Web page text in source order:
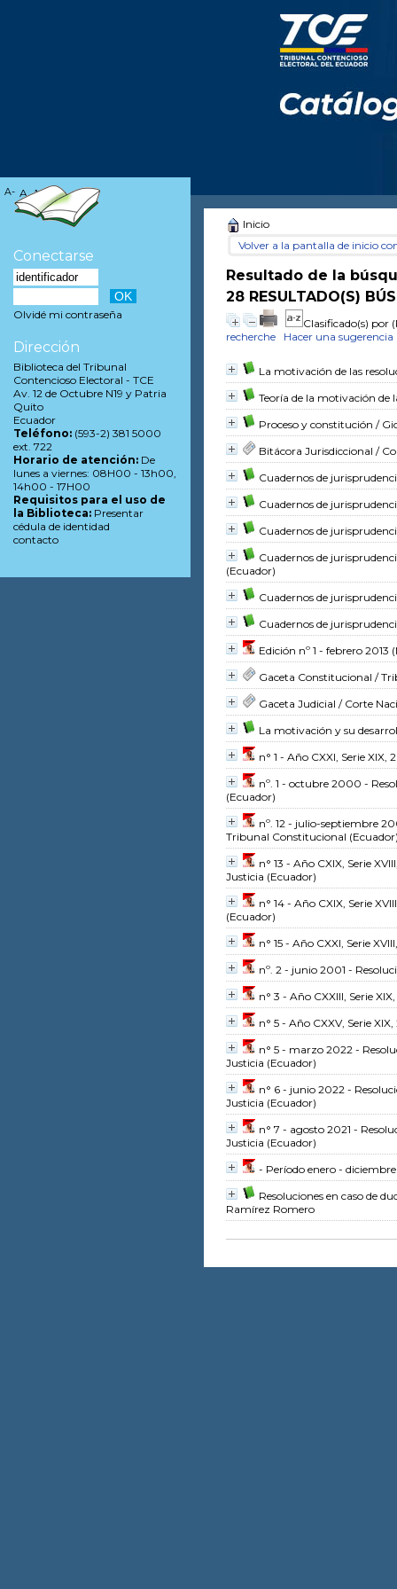
Inicio
Volver a la pantalla de inicio
Resultado de la
28 RESULTADO(S)
Clasificado(s) por
recherche
Hacer una sugerencia
La motivación de las
Teoría de la motivación de
Proceso y constitución /
Bitácora Jurisdiccional /
Cuadernos de
Cuadernos de
Cuadernos de
Cuadernos de
(Ecuador)
Cuadernos de
Cuadernos de
Edición nº 1 - febrero 2013
Gaceta Constitucional /
Gaceta Judicial / Corte
La motivación y su
n° 1 - Año CXXI, Serie XIX,
nº. 1 - octubre 2000 -
(Ecuador)
nº. 12 - julio-septiembre
Tribunal Constitucional
n° 13 - Año CXIX, Serie
Justicia (Ecuador)
n° 14 - Año CXIX, Serie
(Ecuador)
n° 15 - Año CXXI, Serie
nº. 2 - junio 2001 -
n° 3 - Año CXXIII, Serie
n° 5 - Año CXXV, Serie
n° 5 - marzo 2022 -
Justicia (Ecuador)
n° 6 - junio 2022 -
Justicia (Ecuador)
n° 7 - agosto 2021 -
Justicia (Ecuador)
- Período enero -
Resoluciones en caso de
Ramírez Romero
A- A A+
Conectarse
Olvidé mi contraseña
Dirección
Biblioteca del Tribunal
Contencioso Electoral - TCE
Av. 12 de Octubre N19 y Patria
Quito
Ecuador
Teléfono: (593-2) 381 5000
ext. 722
Horario de atención: De
lunes a viernes: 08H00 - 13h00,
14h00 - 17H00
Requisitos para el uso de
la Biblioteca: Presentar
cédula de identidad
contacto